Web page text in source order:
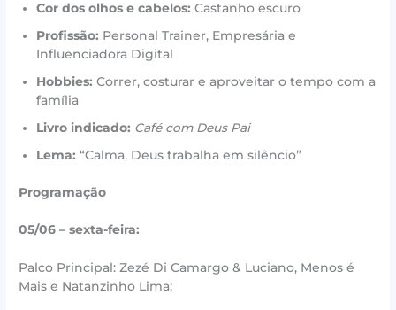
Cor dos olhos e cabelos: Castanho escuro
Profissão: Personal Trainer, Empresária e
Influenciadora Digital
Hobbies: Correr, costurar e aproveitar o tempo com a
família
Livro indicado: Café com Deus Pai
Lema: “Calma, Deus trabalha em silêncio”
Programação
05/06 – sexta-feira:
Palco Principal: Zezé Di Camargo & Luciano, Menos é
Mais e Natanzinho Lima;